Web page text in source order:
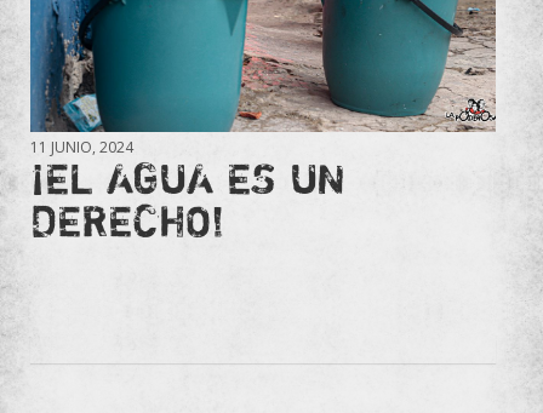
11 JUNIO, 2024
¡EL AGUA ES UN
DERECHO!